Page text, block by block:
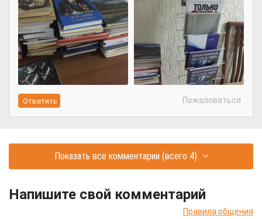
Пожаловаться
Показать все комментарии(всего 4)
Напишите свой комментарий
Правила общения